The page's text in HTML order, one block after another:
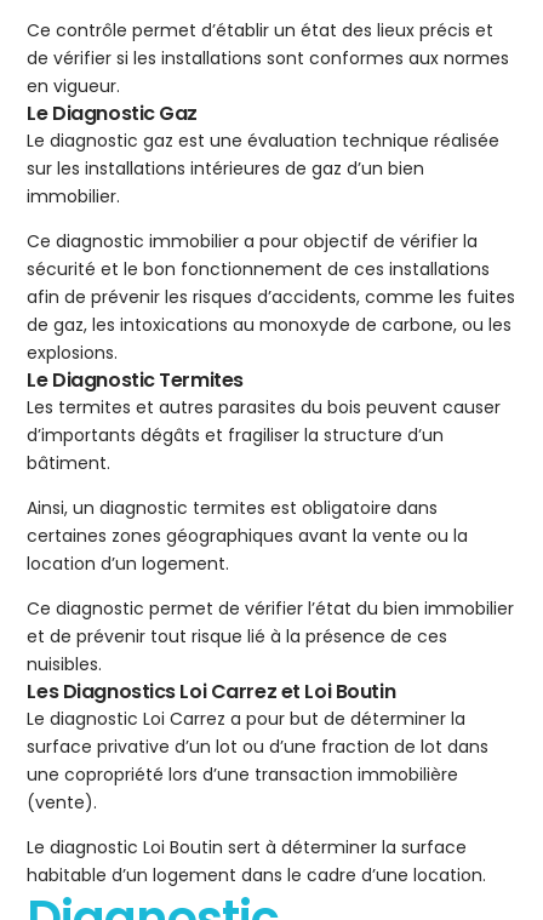
Ce contrôle permet d’établir un état des lieux précis et
de vérifier si les installations sont conformes aux normes
en vigueur.
Le Diagnostic Gaz
Le diagnostic gaz est une évaluation technique réalisée
sur les installations intérieures de gaz d’un bien
immobilier.
Ce diagnostic immobilier a pour objectif de vérifier la
sécurité et le bon fonctionnement de ces installations
afin de prévenir les risques d’accidents, comme les fuites
de gaz, les intoxications au monoxyde de carbone, ou les
explosions.
Le Diagnostic Termites
Les termites et autres parasites du bois peuvent causer
d’importants dégâts et fragiliser la structure d’un
bâtiment.
Ainsi, un diagnostic termites est obligatoire dans
certaines zones géographiques avant la vente ou la
location d’un logement.
Ce diagnostic permet de vérifier l’état du bien immobilier
et de prévenir tout risque lié à la présence de ces
nuisibles.
Les Diagnostics Loi Carrez et Loi Boutin
Le diagnostic Loi Carrez a pour but de déterminer la
surface privative d’un lot ou d’une fraction de lot dans
une copropriété lors d’une transaction immobilière
(vente).
Le diagnostic Loi Boutin sert à déterminer la surface
habitable d’un logement dans le cadre d’une location.